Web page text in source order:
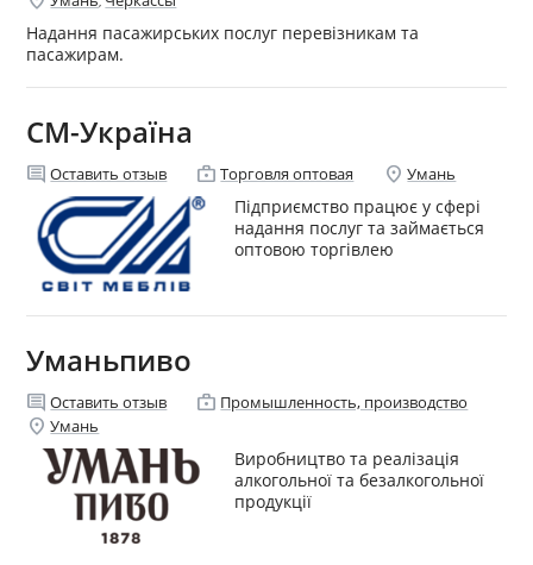
Надання пасажирських послуг перевізникам та
пасажирам.
СМ-Україна
comment Оставить отзыв enterprise Торговля оптовая location_on Умань
Підприємство працює у сфері
надання послуг та займається
оптовою торгівлею
Уманьпиво
comment Оставить отзыв enterprise Промышленность, производство
location_on Умань
Виробництво та реалізація
алкогольної та безалкогольної
продукції